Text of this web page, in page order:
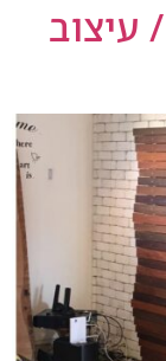
עיצוב